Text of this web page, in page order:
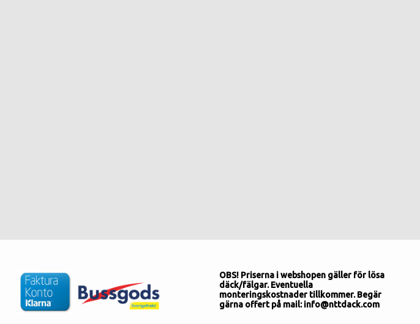
OBS! Priserna i webshopen gäller för lösa
däck/fälgar. Eventuella
monteringskostnader tillkommer. Begär
gärna offert på mail: info@nttdack.com